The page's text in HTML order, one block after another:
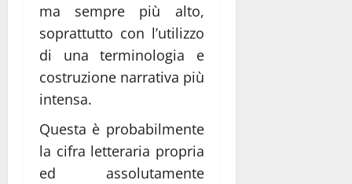
ma sempre più alto,
soprattutto con l’utilizzo
di una terminologia e
costruzione narrativa più
intensa.
Questa è probabilmente
la cifra letteraria propria
ed assolutamente